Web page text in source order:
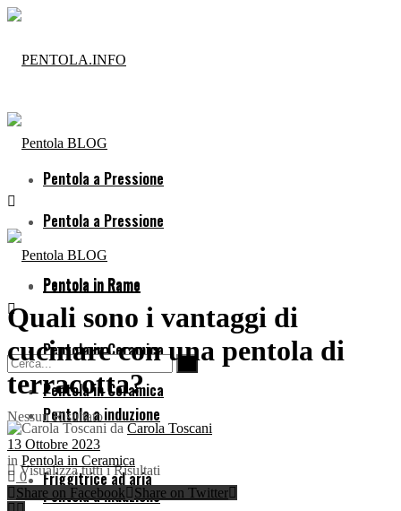
Pentola a Pressione
Pentola in Rame
Pentola in Ceramica
Pentola a induzione
Pentola a Pressione
Pentola in Rame
Pentola in Ceramica
Pentola a induzione
Friggitrice ad aria
Nessun Risultato
Visualizza tutti i Risultati
Quali sono i vantaggi di
cucinare con una pentola di
terracotta?
da Carola Toscani
13 Ottobre 2023
in Pentola in Ceramica
0
Share on Facebook
Share on Twitter